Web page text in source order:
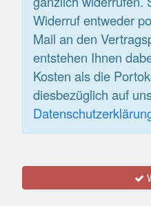
Widerruf entweder
Mail an den
entstehen Ihnen
Kosten als die
diesbezüglich auf